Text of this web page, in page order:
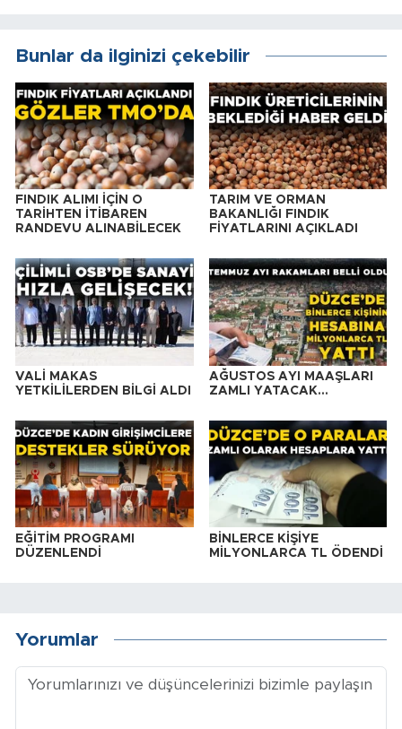
Bunlar da ilginizi çekebilir
FINDIK ALIMI İÇİN O
TARİHTEN İTİBAREN
RANDEVU ALINABİLECEK
TARIM VE ORMAN
BAKANLIĞI FINDIK
FİYATLARINI AÇIKLADI
VALİ MAKAS
YETKİLİLERDEN BİLGİ ALDI
AĞUSTOS AYI MAAŞLARI
ZAMLI YATACAK…
EĞİTİM PROGRAMI
DÜZENLENDİ
BİNLERCE KİŞİYE
MİLYONLARCA TL ÖDENDİ
Yorumlar